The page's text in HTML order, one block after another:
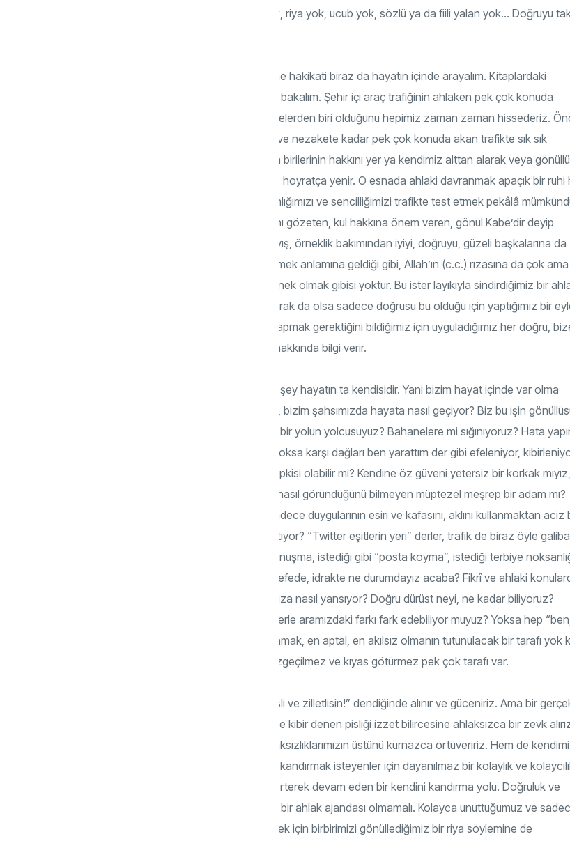
olmazları var. Orada kibir yok, hased yok, riya yok, ucub yok, sözlü ya da fiili yalan yok… Doğruyu
Her şeyi sadece kitaplarda okumak yerine hakikati biraz da hayatın içinde arayalım. Kitaplardaki
insanlara değil, hayatın içinde kendimize bakalım. Şehir içi araç trafiğinin ahlaken pek çok konuda
toplumsal ahlaka dair sosyolojik göstergelerden biri olduğunu hepimiz zaman zaman hissederiz.
sırasından tutun da kibarlık, beyefendilik ve nezakete kadar pek çok konuda akan trafikte sık sık
kendimizle yüzleşmek zorunda kalırız. Ya birilerinin hakkını yer ya kendimiz alttan alarak veya gönüllü
olarak fedakârlık yaparız. Ya da hakkımız hoyratça yenir. O esnada ahlaki davranmak apaçık bir ruhi
verir bize, olgunluğumuz kadar. Diğerkâmlığımızı ve sencilliğimizi trafikte test etmek pekâlâ
Telaştan uzak, sakin, başkalarının hakkını gözeten, kul hakkına önem veren, gönül Kabe’dir deyip
kimseyi incitmemeyi tercih eden bir anlayış, örneklik bakımından iyiyi, doğruyu, güzeli başkalarına da
anlatabilmek noktasında fiilen sohbet etmek anlamına geldiği gibi, Allah’ın (c.c.) rızasına da çok
uygundur. Kısacası fedakârlık yaparak örnek olmak gibisi yoktur. Bu ister layıkıyla sindirdiğimiz bir
ya da davranış olsun, isterse sırf zorlanarak da olsa sadece doğrusu bu olduğu için yaptığımız bir
ya da tutum olsun hiç fark etmez. Öyle yapmak gerektiğini bildiğimiz için uyguladığımız her doğru,
kendimizin ahlaken ne durumda olduğu hakkında bilgi verir.
İnsan ilişkilerinin kıyasıya sergilendiği her şey hayatın ta kendisidir. Yani bizim hayat içinde var olma
biçimimiz… Ahlak dediğimiz nitelikli duruş, bizim şahsımızda hayata nasıl geçiyor? Biz bu işin
müyüz, üzerinde hiç düşündük mü? Nasıl bir yolun yolcusuyuz? Bahanelere mi sığınıyoruz? Hata
“pardon, kusura bakmayın” mı diyoruz, yoksa karşı dağları ben yarattım der gibi efeleniyor,
muyuz? Bu tepkiler acaba bir korkağın tepkisi olabilir mi? Kendine öz güveni yetersiz bir korkak mıyız,
alttan alma ahlakı olmayan ve dışarıdan nasıl göründüğünü bilmeyen müptezel meşrep bir adam mı?
Yoksa neyi nasıl yapacağını bilmeyen, sadece duygularının esiri ve kafasını, aklını kullanmaktan aciz
ahmak mı? Ve tüm bunların altında ne yatıyor? “Twitter eşitlerin yeri” derler, trafik de biraz öyle
Hangi bakımdan? Sadece istediği gibi konuşma, istediği gibi “posta koyma”, istediği terbiye
sergileme bakımından… Düşüncede, felsefede, idrakte ne durumdayız acaba? Fikrî ve ahlaki
da aynı pervasızlığımız düşünce dünyamıza nasıl yansıyor? Doğru dürüst neyi, ne kadar biliyoruz?
Öğrenmek gibi bir derdimiz var mı? Bilenlerle aramızdaki farkı fark edebiliyor muyuz? Yoksa hep “ben,
ben, ben”, “en, en, en” mi diyoruz? En ahmak, en aptal, en akılsız olmanın tutunulacak bir tarafı yok
Ama kendi çapımızda ahlaklı olmanın vazgeçilmez ve kıyas götürmez pek çok tarafı var.
Yüzümüze karşı “Sen ne kadar kompleksli ve zilletlisin!” dendiğinde alınır ve güceniriz. Ama bir
var ki “Sen ne kadar kibirlisin!” dendiğinde kibir denen pisliği izzet bilircesine ahlaksızca bir zevk
Böylece bütün komplekslerimizin ve ahlaksızlıklarımızın üstünü kurnazca örtüveririz. Hem de
ahlaklı ilan ede ede… Ömür boyu kendini kandırmak isteyenler için dayanılmaz bir kolaylık ve
pisliği temizlemek yerine pisliğin üstünü örterek devam eden bir kendini kandırma yolu. Doğruluk ve
dürüstlük sadece ara sıra konuştuğumuz bir ahlak ajandası olmamalı. Kolayca unuttuğumuz ve
“ben dürüstüm” “sen de dürüstsün” demek için birbirimizi gönüllediğimiz bir riya söylemine de